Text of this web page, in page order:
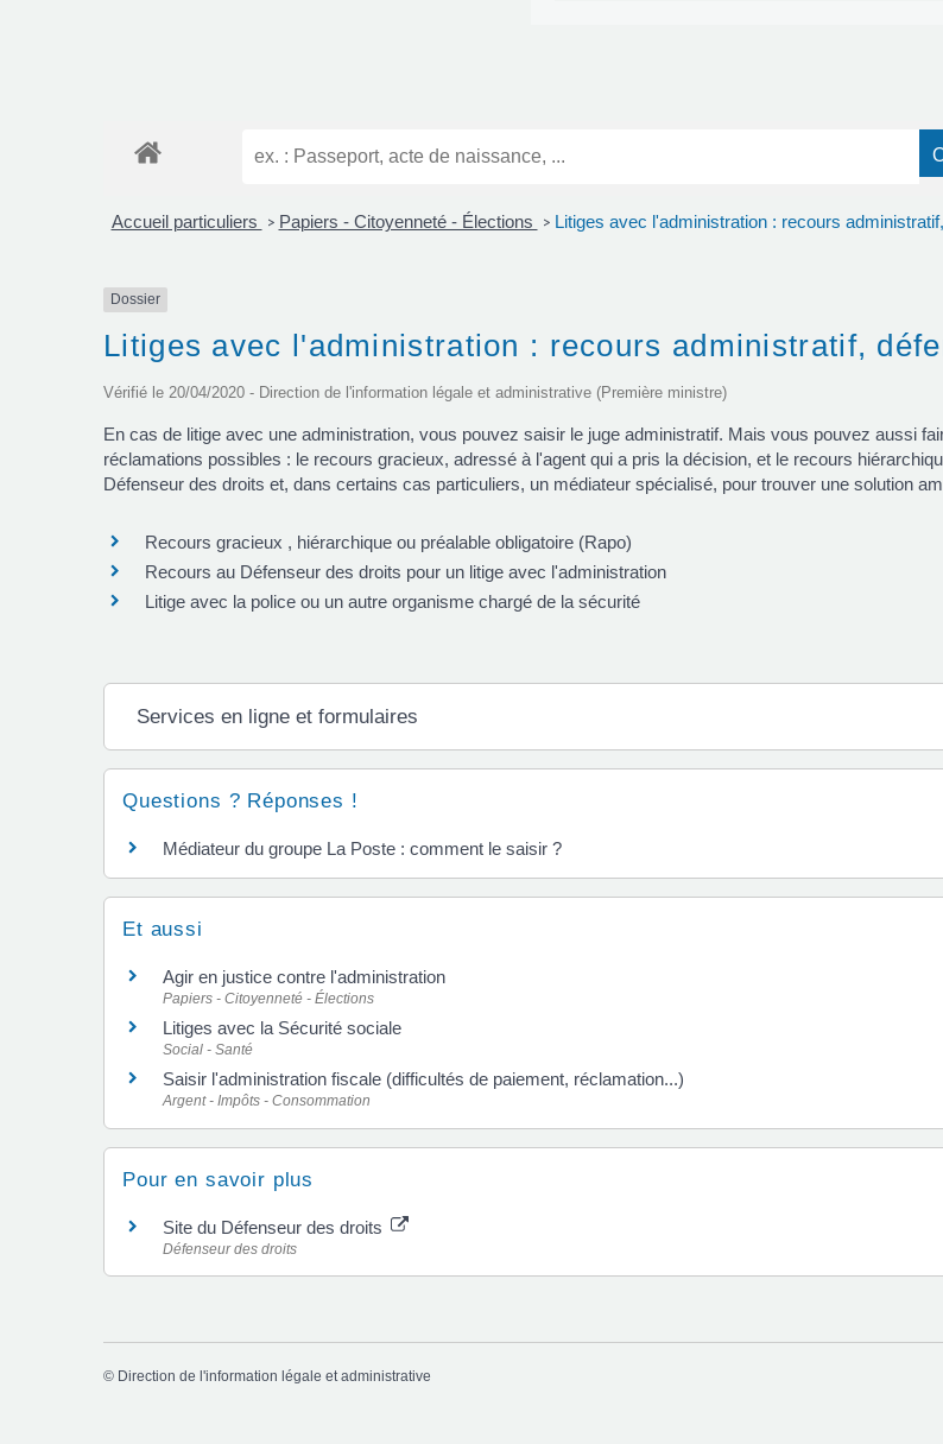
Accueil particuliers > Papiers - Citoyenneté - Élections > Litiges avec l'administration : recours
Dossier
Litiges avec l'administration : recours administratif,
Vérifié le 20/04/2020 - Direction de l'information légale et administrative (Première ministre)
En cas de litige avec une administration, vous pouvez saisir le juge administratif. Mais vous pouvez aussi
réclamations possibles : le recours gracieux, adressé à l'agent qui a pris la décision, et le recours
Défenseur des droits et, dans certains cas particuliers, un médiateur spécialisé, pour trouver une solution
Recours gracieux , hiérarchique ou préalable obligatoire (Rapo)
Recours au Défenseur des droits pour un litige avec l'administration
Litige avec la police ou un autre organisme chargé de la sécurité
Services en ligne et formulaires
Questions ? Réponses !
Médiateur du groupe La Poste : comment le saisir ?
Et aussi
Agir en justice contre l'administration
Papiers - Citoyenneté - Élections
Litiges avec la Sécurité sociale
Social - Santé
Saisir l'administration fiscale (difficultés de paiement, réclamation...)
Argent - Impôts - Consommation
Pour en savoir plus
Site du Défenseur des droits
Défenseur des droits
© Direction de l'information légale et administrative